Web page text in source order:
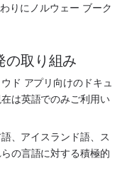
りにノルウェー ブーク
の取り組み
ド アプリ向けのドキュ
は英語でのみご利用い
、アイスランド語、ス
の言語に対する積極的